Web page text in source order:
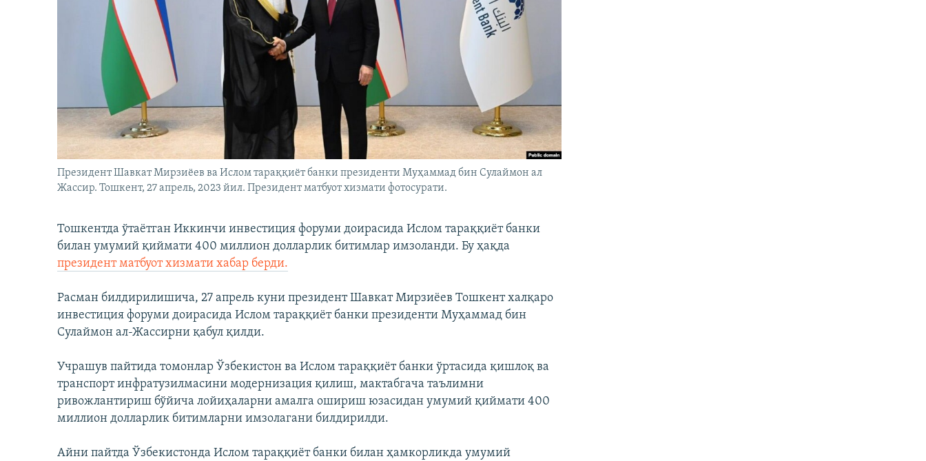
Президент Шавкат Мирзиёев ва Ислом тараққиёт банки президенти Муҳаммад бин Сулаймон ал
Жассир. Тошкент, 27 апрель, 2023 йил. Президент матбуот хизмати фотосурати.
Тошкентда ўтаётган Иккинчи инвестиция форуми доирасида Ислом тараққиёт банки
билан умумий қиймати 400 миллион долларлик битимлар имзоланди. Бу ҳақда
президент матбуот хизмати хабар берди.
Расман билдирилишича, 27 апрель куни президент Шавкат Мирзиёев Тошкент халқаро
инвестиция форуми доирасида Ислом тараққиёт банки президенти Муҳаммад бин
Сулаймон ал-Жассирни қабул қилди.
Учрашув пайтида томонлар Ўзбекистон ва Ислом тараққиёт банки ўртасида қишлоқ ва
транспорт инфратузилмасини модернизация қилиш, мактабгача таълимни
ривожлантириш бўйича лойиҳаларни амалга ошириш юзасидан умумий қиймати 400
миллион долларлик битимларни имзолагани билдирилди.
Айни пайтда Ўзбекистонда Ислом тараққиёт банки билан ҳамкорликда умумий